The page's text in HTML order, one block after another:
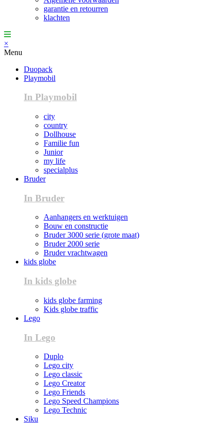
garantie en retourren
klachten
×
Menu
Duopack
Playmobil
In Playmobil
city
country
Dollhouse
Familie fun
Junior
my life
specialplus
Bruder
In Bruder
Aanhangers en werktuigen
Bouw en constructie
Bruder 3000 serie (grote maat)
Bruder 2000 serie
Bruder vrachtwagen
kids globe
In kids globe
kids globe farming
Kids globe traffic
Lego
In Lego
Duplo
Lego city
Lego classic
Lego Creator
Lego Friends
Lego Speed Champions
Lego Technic
Siku